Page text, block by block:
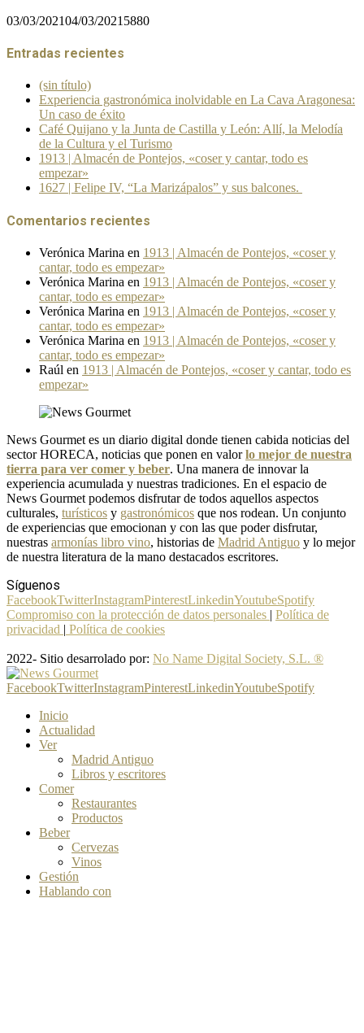
03/03/202104/03/2021 5880
Entradas recientes
(sin título)
Experiencia gastronómica inolvidable en La Cava Aragonesa:
Un caso de éxito
Café Quijano y la Junta de Castilla y León: Allí, la Melodía
de la Cultura y el Turismo
1913 | Almacén de Pontejos, «coser y cantar, todo es
empezar»
1627 | Felipe IV, “La Marizápalos” y sus balcones.
Comentarios recientes
Verónica Marina en 1913 | Almacén de Pontejos, «coser y
cantar, todo es empezar»
Verónica Marina en 1913 | Almacén de Pontejos, «coser y
cantar, todo es empezar»
Verónica Marina en 1913 | Almacén de Pontejos, «coser y
cantar, todo es empezar»
Verónica Marina en 1913 | Almacén de Pontejos, «coser y
cantar, todo es empezar»
Raúl en 1913 | Almacén de Pontejos, «coser y cantar, todo es
empezar»
News Gourmet es un diario digital donde tienen cabida noticias del
sector HORECA, noticias que ponen en valorlo mejor de nuestra
tierra para ver comer y beber. Una manera de innovar la
experiencia acumulada y nuestras tradiciones. En el espacio de
News Gourmet podemos disfrutar de todos aquellos aspectos
culturales, turísticos y gastronómicos que nos rodean. Un conjunto
de experiencias que emocionan y con las que poder disfrutar,
nuestras armonías libro vino, historias de Madrid Antiguo y lo mejor
de nuestra literatura de la mano destacados escritores.
Síguenos
FacebookTwitterInstagramPinterestLinkedinYoutubeSpotify
Compromiso con la protección de datos personales | Política de
privacidad | Política de cookies
2022- Sitio desarrolado por: No Name Digital Society, S.L. ®
FacebookTwitterInstagramPinterestLinkedinYoutubeSpotify
Inicio
Actualidad
Ver
Madrid Antiguo
Libros y escritores
Comer
Restaurantes
Productos
Beber
Cervezas
Vinos
Gestión
Hablando con